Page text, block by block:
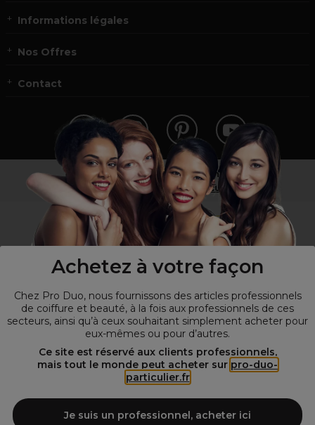
Achetez à votre façon
Chez Pro Duo, nous fournissons des articles professionnels
de coiffure et beauté, à la fois aux professionnels de ces
secteurs, ainsi qu’à ceux souhaitant simplement acheter pour
eux-mêmes ou pour d’autres.
Ce site est réservé aux clients professionnels,
mais tout le monde peut acheter sur pro-duo-
particulier.fr
Je suis un professionnel, acheter ici
Informations légales
Nos Offres
Contact
Vous n’êtes pas un professionnel ?
Visitez notre site pour les particuliers!
Spécialiste de la coiffure et de la beauté, nous vous proposons une
large sélection de produits professionnels pour la coiffure et
Duo le fournisseur incontournable des salons de coiffure et instituts
de beauté! Notre gamme de produits s’adresse également à tous ceux